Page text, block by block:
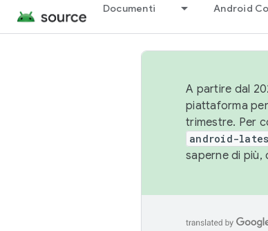
Documenti Android
A partire dal
piattaforma
trimestre. Per
android-
saperne di più,